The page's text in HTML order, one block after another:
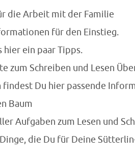
die Arbeit mit der Familie
für den Einstieg.
ein paar Tipps.
zum Schreiben und Lesen
Du hier passende
Baum
Aufgaben zum Lesen und
die Du für Deine